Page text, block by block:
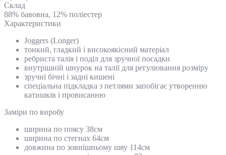
Склад
88% бавовна, 12% поліестер
Характеристики
Joggers (Longer)
тонкий, гладкий і високоякісний матеріал
ребриста талія і поділ для зручної посадки
внутрішній шнурок на талії для регулювання розміру
зручні бічні і задні кишені
спеціальна підкладка з петлями запобігає утворенню
катишків і провисанню
Замiри по виробу
ширина по поясу 38см
ширина по стегнах 64см
довжина по зовнішньому шву 114см